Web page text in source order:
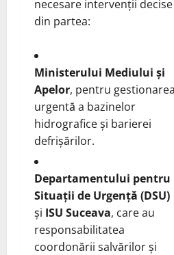
necesare intervenții decise
din partea:
Ministerului Mediului și
Apelor, pentru gestionarea
urgentă a bazinelor
hidrografice și barierei
defrișărilor.
Departamentului pentru
Situații de Urgență (DSU)
și ISU Suceava, care au
responsabilitatea
coordonării salvărilor și